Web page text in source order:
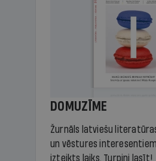
DOMUZĪME
Žurnāls latviešu
un vēstures
izteikts laiks. Turpini lasīt!